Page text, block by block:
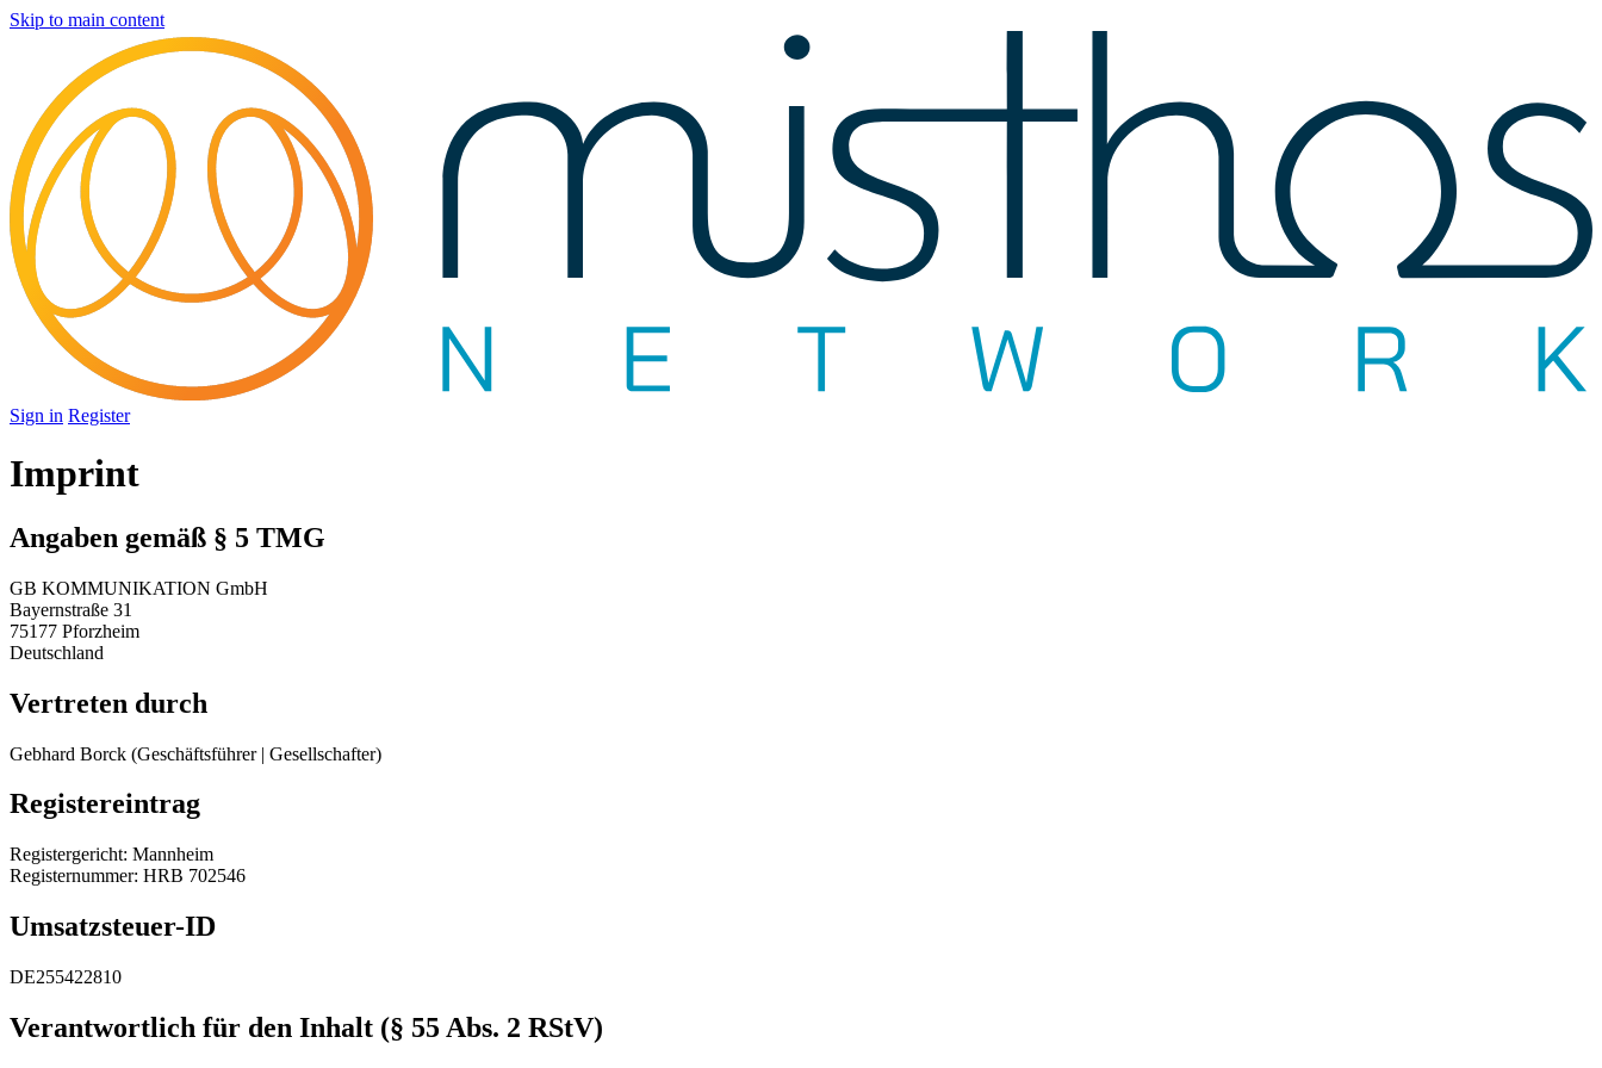
Skip to main content
Sign in Register
Imprint
Angaben gemäß § 5 TMG
GB KOMMUNIKATION GmbH
Bayernstraße 31
75177 Pforzheim
Deutschland
Vertreten durch
Gebhard Borck (Geschäftsführer | Gesellschafter)
Registereintrag
Registergericht: Mannheim
Registernummer: HRB 702546
Umsatzsteuer-ID
DE255422810
Verantwortlich für den Inhalt (§ 55 Abs. 2 RStV)